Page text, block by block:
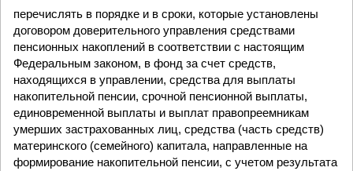
перечислять в порядке и в сроки, которые установлены
договором доверительного управления средствами
пенсионных накоплений в соответствии с настоящим
Федеральным законом, в фонд за счет средств,
находящихся в управлении, средства для выплаты
накопительной пенсии, срочной пенсионной выплаты,
единовременной выплаты и выплат правопреемникам
умерших застрахованных лиц, средства (часть средств)
материнского (семейного) капитала, направленные на
формирование накопительной пенсии, с учетом результата